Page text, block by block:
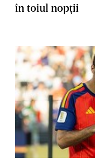
în toiul nopţii